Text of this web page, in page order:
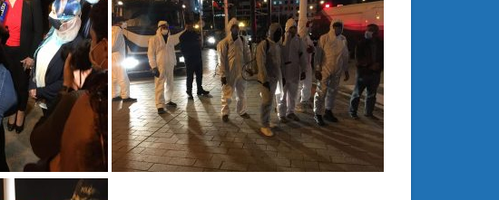
عبد الستار الخليفي: مهم جدا أن يتواصل
الملتقى الدولي الحسين بوزيان للمسرح
الجامعي بوجودي أو بدونه
الدورة 24 للمعرض الجامعي تحت
إلى التميّز”